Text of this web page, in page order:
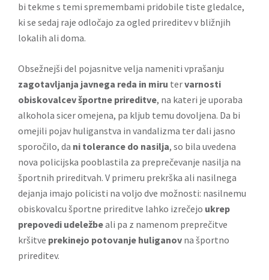
bi tekme s temi spremembami pridobile tiste gledalce,
ki se sedaj raje odločajo za ogled prireditev v bližnjih
lokalih ali doma.
Obsežnejši del pojasnitve velja nameniti vprašanju
zagotavljanja javnega reda in miru tervarnosti
obiskovalcev športne prireditve, na kateri je uporaba
alkohola sicer omejena, pa kljub temu dovoljena. Da bi
omejili pojav huliganstva in vandalizma ter dali jasno
sporočilo, da ni tolerance do nasilja, so bila uvedena
nova policijska pooblastila za preprečevanje nasilja na
športnih prireditvah. V primeru prekrška ali nasilnega
dejanja imajo policisti na voljo dve možnosti: nasilnemu
obiskovalcu športne prireditve lahko izrečejo ukrep
prepovedi udeležbeali pa z namenom preprečitve
kršitve prekinejo potovanje huliganov na športno
prireditev.